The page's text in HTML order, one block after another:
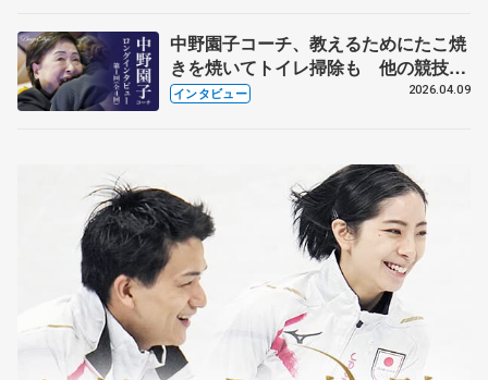
中野園子コーチ、教えるためにたこ焼
きを焼いてトイレ掃除も 他の競技に
も通用するという坂本花織の筋肉
インタビュー 2026.04.09